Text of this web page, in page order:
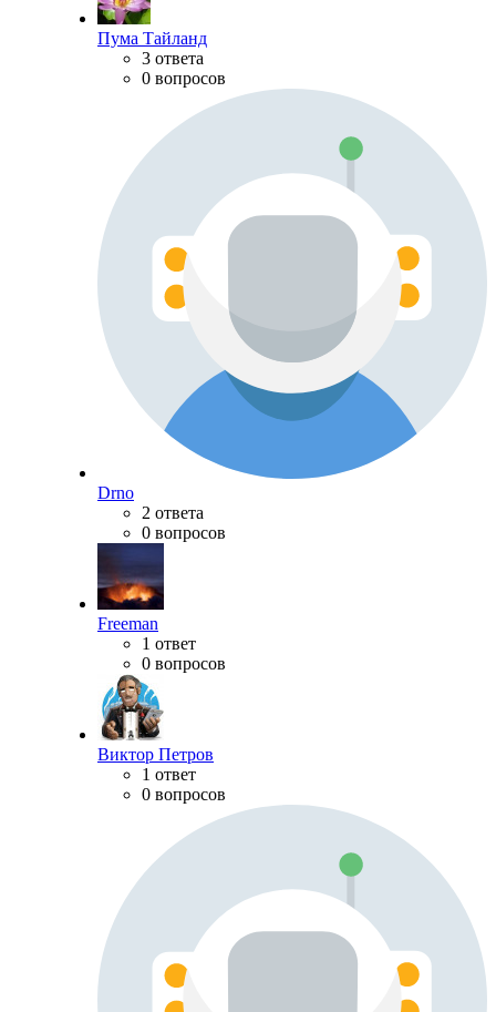
Пума Тайланд
3 ответа
0 вопросов
Drno
2 ответа
0 вопросов
Freeman
1 ответ
0 вопросов
Виктор Петров
1 ответ
0 вопросов